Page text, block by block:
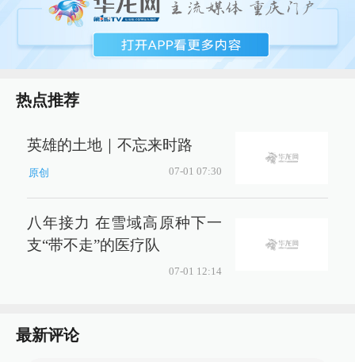
热点推荐
英雄的土地｜不忘来时路
原创 07-01 07:30
八年接力 在雪域高原种下一
支“带不走”的医疗队
07-01 12:14
最新评论